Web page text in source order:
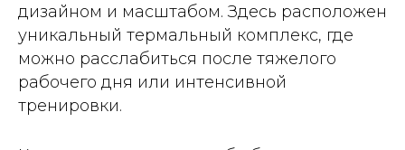
дизайном и масштабом. Здесь расположен
уникальный термальный комплекс, где
можно расслабиться после тяжелого
рабочего дня или интенсивной
тренировки.